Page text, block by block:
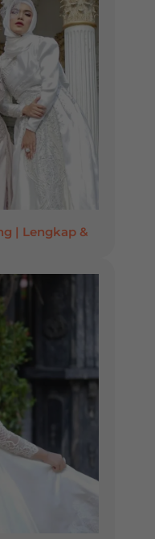
| Lengkap &